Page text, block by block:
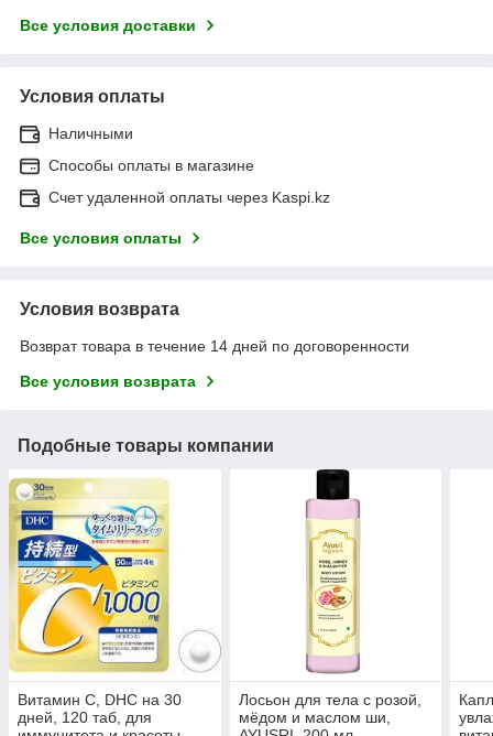
Все условия доставки
Условия оплаты
Наличными
Способы оплаты в магазине
Счет удаленной оплаты через Kaspi.kz
Все условия оплаты
Условия возврата
Возврат товара в течение 14 дней по договоренности
Все условия возврата
Подобные товары компании
Витамин С, DHC на 30
дней, 120 таб, для
Лосьон для тела с розой,
мёдом и маслом ши,